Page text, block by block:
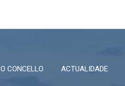
O CONCELLO ACTUALIDADE